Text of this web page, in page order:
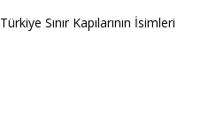
Türkiye Sınır Kapılarının İsimleri